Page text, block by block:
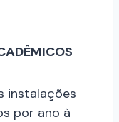
instalações
por ano à